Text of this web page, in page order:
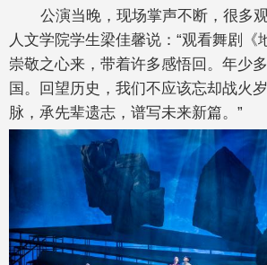
公演当晚，现场掌声不断，很多
人文学院学生梁佳馨说：“观看舞剧《
崇敬之心来，带着许多感悟回。年少
国。回望历史，我们不应该忘却战火
脉，承先辈遗志，谱写未来新篇。”